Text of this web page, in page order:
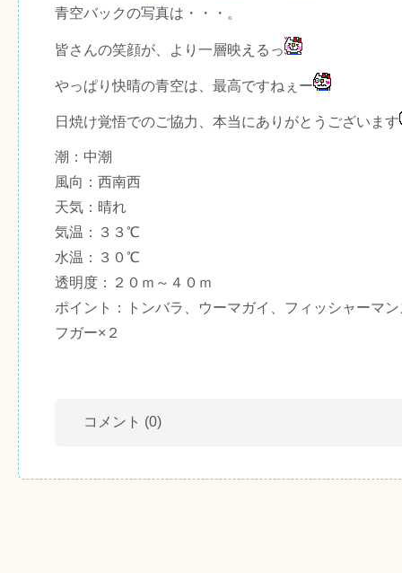
青空バックの写真は・・・。
皆さんの笑顔が、より一層映えるっ
やっぱり快晴の青空は、最高ですねぇー
日焼け覚悟でのご協力、本当にありがとうございます
潮：中潮
風向：西南西
天気：晴れ
気温：３３℃
水温：３０℃
透明度：２０ｍ～４０ｍ
ポイント：トンバラ、ウーマガイ、フィッシャーマ
フガー×２
コメント (0)